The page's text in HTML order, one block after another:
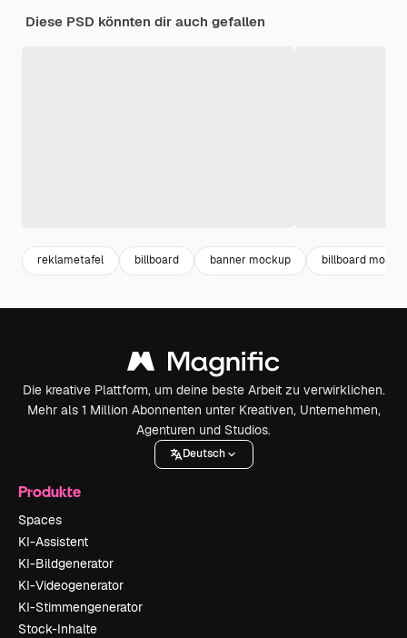
Diese PSD könnten dir auch gefallen
reklametafel billboard banner mockup billboard
Die kreative Plattform, um deine beste Arbeit zu verwirklichen.
Mehr als 1 Million Abonnenten unter Kreativen, Unternehmen,
Agenturen und Studios.
Deutsch
Produkte
Spaces
KI-Assistent
KI-Bildgenerator
KI-Videogenerator
KI-Stimmengenerator
Stock-Inhalte